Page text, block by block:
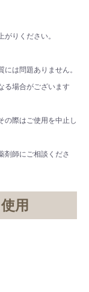
りください。
は問題ありません。
る場合がございます
の際はご使用を中止し
剤師にご相談くださ
用